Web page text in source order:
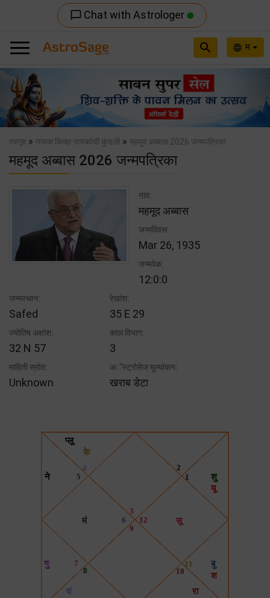
chat_bubble_outline Chat with Astrologer
language म
search
Previous
स्वगृह » नायक किव्हा नायकांची कुंडली » महमूद अब्बास 2026 जन्मपत्रिका
महमूद अब्बास 2026 जन्मपत्रिका
नाव:
महमूद अब्बास
जन्मदिवस:
Mar 26, 1935
जन्मवेळ:
12:0:0
जन्मस्थान:
Safed
रेखांश:
35 E 29
ज्योतिष अक्षांश:
32 N 57
काल विभाग:
3
माहिती स्रोत:
Unknown
अॅस्ट्रोसेज मूल्यांकन:
खराब डेटा